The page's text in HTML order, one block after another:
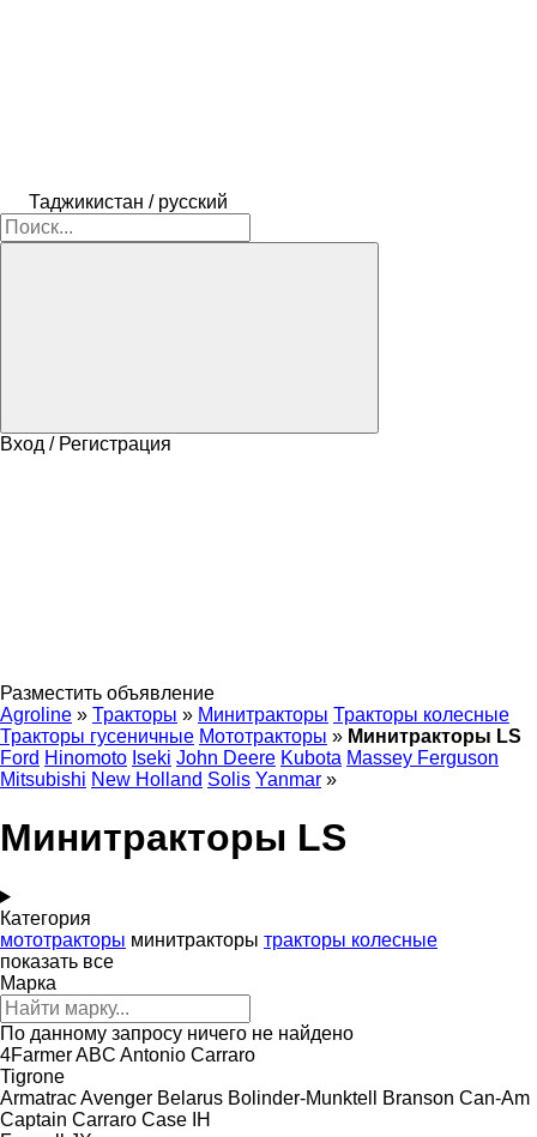
Таджикистан / русский
Вход / Регистрация
Разместить объявление
Agroline » Тракторы » Минитракторы Тракторы колесные
Тракторы гусеничные Мототракторы » Минитракторы LS
Ford Hinomoto Iseki John Deere Kubota Massey Ferguson
Mitsubishi New Holland Solis Yanmar »
Минитракторы LS
Категория
мототракторы минитракторы тракторы колесные
показать все
Марка
По данному запросу ничего не найдено
4FarmerABC Antonio Carraro
Tigrone
ArmatracAvenger Belarus Bolinder-Munktell Branson Can-Am
Captain Carraro Case IH